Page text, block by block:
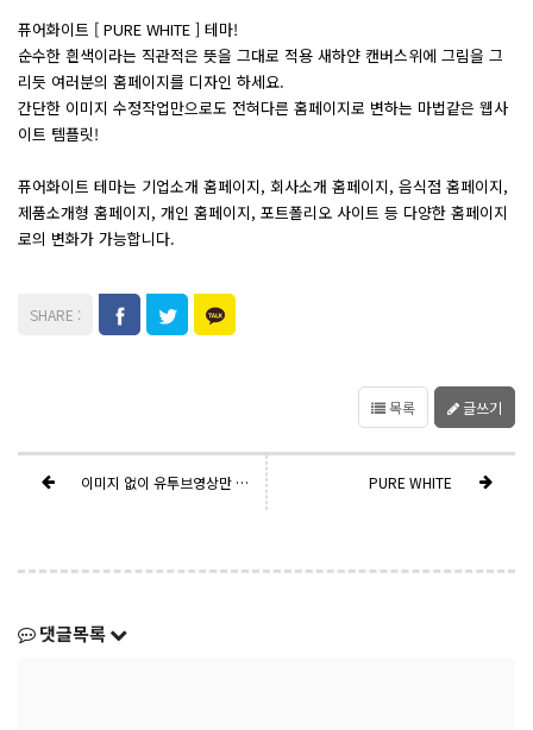
퓨어화이트 [ PURE WHITE ] 테마!
순수한 흰색이라는 직관적은 뜻을 그대로 적용 새하얀 캔버스위에 그림을 그
리듯 여러분의 홈페이지를 디자인 하세요.
간단한 이미지 수정작업만으로도 전혀다른 홈페이지로 변하는 마법같은 웹사
이트 템플릿!
퓨어화이트 테마는 기업소개 홈페이지, 회사소개 홈페이지, 음식점 홈페이지,
제품소개형 홈페이지, 개인 홈페이지, 포트폴리오 사이트 등 다양한 홈페이지
로의 변화가 가능합니다.
목록 글쓰기
이미지 없이 유투브영상만 있을 때 PURE WHITE
댓글목록